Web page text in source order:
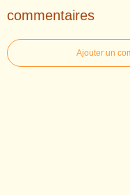
commentaires
Ajouter un